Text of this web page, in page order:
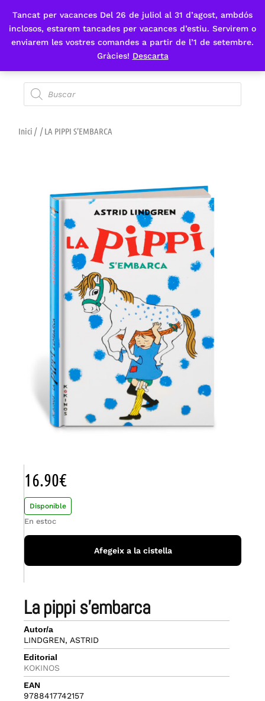
Tancat per vacances Del 26 de juliol al 31 d’agost, ambdós
inclosos, estarem tancades per vacances d’estiu. Servirem o
enviarem les vostres comandes a partir de l’1 de setembre.
Gràcies! Descarta
Fes-te'n sòcia
Inici / / LA PIPPI S’EMBARCA
la pippi s’embarca
Autor/a
LINDGREN, ASTRID
Editorial
KOKINOS
EAN
9788417742157
16.90€
Disponible
En estoc
Afegeix a la cistella